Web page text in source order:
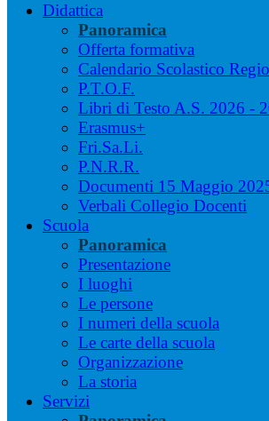
Didattica
Panoramica
Offerta formativa
Calendario Scolastico
P.T.O.F.
Libri di Testo A.S. 2026 -
Erasmus+
Fri.Sa.Li.
P.N.R.R.
Documenti 15 Maggio
Verbali Collegio Docenti
Scuola
Panoramica
Presentazione
I luoghi
Le persone
I numeri della scuola
Le carte della scuola
Organizzazione
La storia
Servizi